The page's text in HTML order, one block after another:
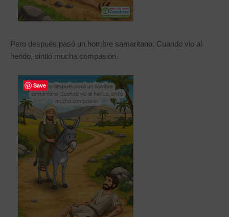
Pero después pasó un hombre samaritano. Cuando vio al
herido, sintió mucha compasión.
Save